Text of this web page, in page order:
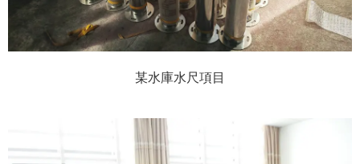
某水庫水尺項目